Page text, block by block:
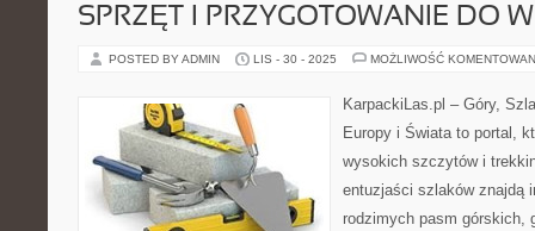
SPRZĘT I PRZYGOTOWANIE DO
POSTED BY ADMIN LIS - 30 - 2025 MOŻLIWOŚĆ
KarpackiLas.pl – Góry,
Europy i Świata to portal,
wysokich szczytów i
entuzjaści szlaków znajdą
rodzimych pasm górskich,